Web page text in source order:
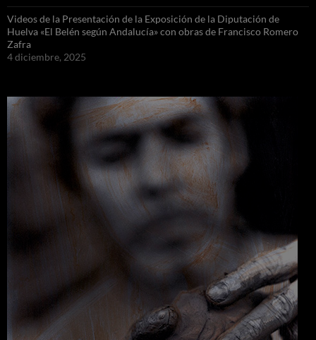
Videos de la Presentación de la Exposición de la Diputación de
Huelva «El Belén según Andalucía» con obras de Francisco Romero
Zafra
4 diciembre, 2025